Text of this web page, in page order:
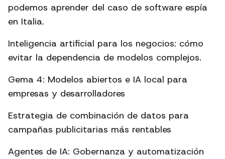
podemos aprender del caso de software espía
en Italia.
Inteligencia artificial para los negocios: cómo
evitar la dependencia de modelos complejos.
Gema 4: Modelos abiertos e IA local para
empresas y desarrolladores
Estrategia de combinación de datos para
campañas publicitarias más rentables
Agentes de IA: Gobernanza y automatización